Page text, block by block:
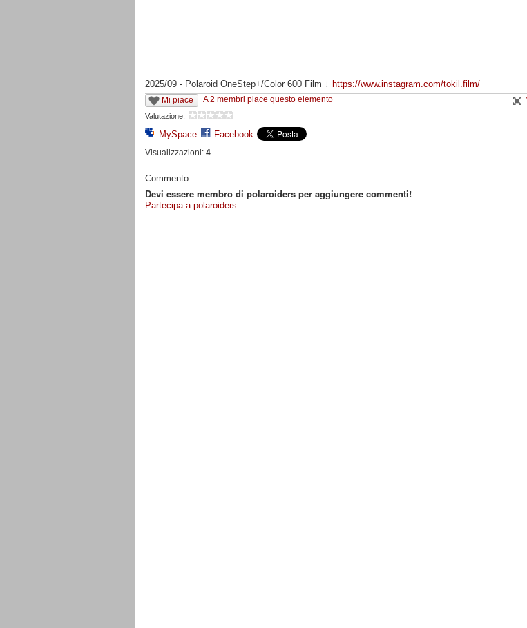
2025/09 - Polaroid OneStep+/Color 600 Film ↓ https://www.instagram.com/tokil.film/
Mi piace A 2 membri piace questo elemento
Valutazione:
MySpace Facebook
Visualizzazioni: 4
Commento
Devi essere membro di polaroiders per aggiungere commenti!
Partecipa a polaroiders